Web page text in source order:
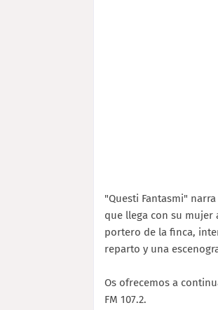
"Questi Fantasmi"
que llega con su mujer
portero de la finca,
reparto y una
Os ofrecemos a
FM 107.2.